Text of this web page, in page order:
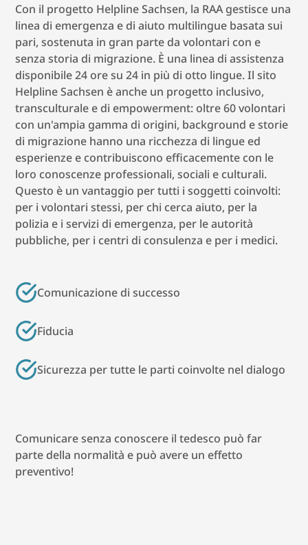
Con il progetto Helpline Sachsen, la RAA gestisce una
linea di emergenza e di aiuto multilingue basata sui
pari, sostenuta in gran parte da volontari con e
senza storia di migrazione. È una linea di assistenza
disponibile 24 ore su 24 in più di otto lingue. Il sito
Helpline Sachsen è anche un progetto inclusivo,
transculturale e di empowerment: oltre 60 volontari
con un'ampia gamma di origini, background e storie
di migrazione hanno una ricchezza di lingue ed
esperienze e contribuiscono efficacemente con le
loro conoscenze professionali, sociali e culturali.
Questo è un vantaggio per tutti i soggetti coinvolti:
per i volontari stessi, per chi cerca aiuto, per la
polizia e i servizi di emergenza, per le autorità
pubbliche, per i centri di consulenza e per i medici.
Comunicazione di successo
Fiducia
Sicurezza per tutte le parti coinvolte nel dialogo
Comunicare senza conoscere il tedesco può far
parte della normalità e può avere un effetto
preventivo!